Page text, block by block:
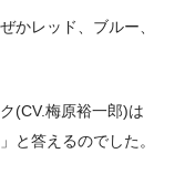
かレッド、ブルー、
(CV.梅原裕一郎)は
と答えるのでした。